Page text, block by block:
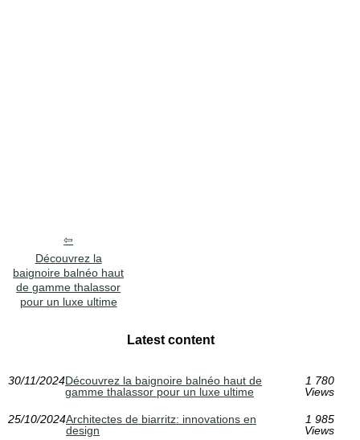
Découvrez la
baignoire balnéo haut
de gamme thalassor
pour un luxe ultime
Latest content
30/11/2024Découvrez la baignoire balnéo haut de
gamme thalassor pour un luxe ultime
1 780
Views
25/10/2024Architectes de biarritz: innovations en
design
1 985
Views